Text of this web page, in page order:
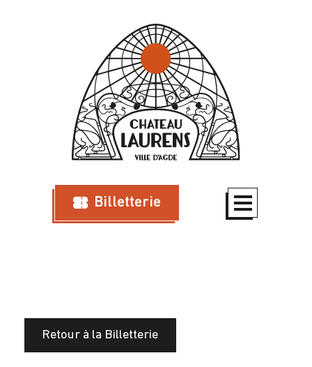
Billetterie
Retour à la Billetterie